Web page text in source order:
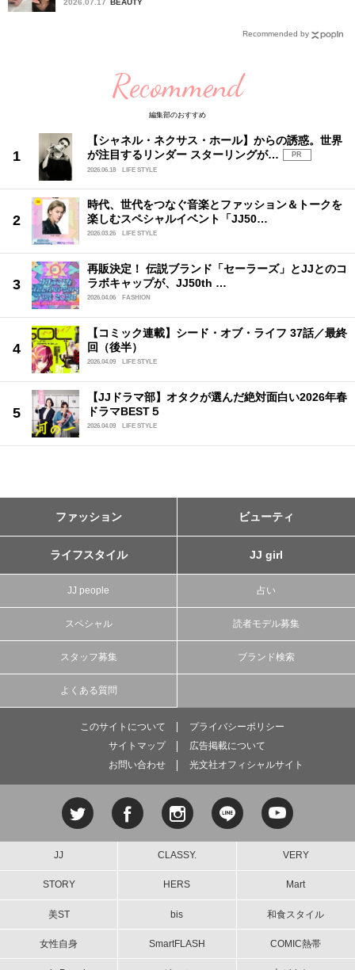
2026.07.17 BEAUTY
Recommended by
Recommend
編集部のおすすめ
【シャネル・ネクサス・ホール】からの誘惑。世界
が注目するリンダー スターリングが…
PR
2026.06.18
LIFE STYLE
時代、世代をつなぐ音楽とファッション＆トークを
楽しむスペシャルイベント「JJ50…
2026.03.26 LIFE STYLE
再販決定！ 伝説ブランド「セーラーズ」とJJとのコ
ラボキャップが、JJ50th …
2026.04.06 FASHION
【コミック連載】シード・オブ・ライフ 37話／最終
回（後半）
2026.04.09 LIFE STYLE
【JJドラマ部】オタクが選んだ絶対面白い2026年春
ドラマBEST５
2026.04.09 LIFE STYLE
ファッション ビューティ
ライフスタイル JJ girl
JJ people 占い
スペシャル 読者モデル募集
スタッフ募集 ブランド検索
よくある質問
このサイトについて
プライバシーポリシー
サイトマップ
広告掲載について
お問い合わせ
光文社オフィシャルサイト
JJ CLASSY. VERY
STORY HERS Mart
美ST bis 和食スタイル
女性自身 SmartFLASH COMIC熱帯